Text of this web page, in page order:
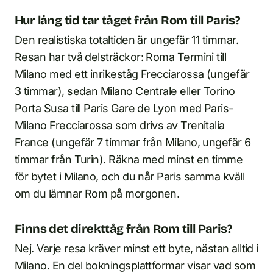
Hur lång tid tar tåget från Rom till Paris?
Den realistiska totaltiden är ungefär 11 timmar.
Resan har två delsträckor: Roma Termini till
Milano med ett inrikeståg Frecciarossa (ungefär
3 timmar), sedan Milano Centrale eller Torino
Porta Susa till Paris Gare de Lyon med Paris-
Milano Frecciarossa som drivs av Trenitalia
France (ungefär 7 timmar från Milano, ungefär 6
timmar från Turin). Räkna med minst en timme
för bytet i Milano, och du når Paris samma kväll
om du lämnar Rom på morgonen.
Finns det direkttåg från Rom till Paris?
Nej. Varje resa kräver minst ett byte, nästan alltid i
Milano. En del bokningsplattformar visar vad som